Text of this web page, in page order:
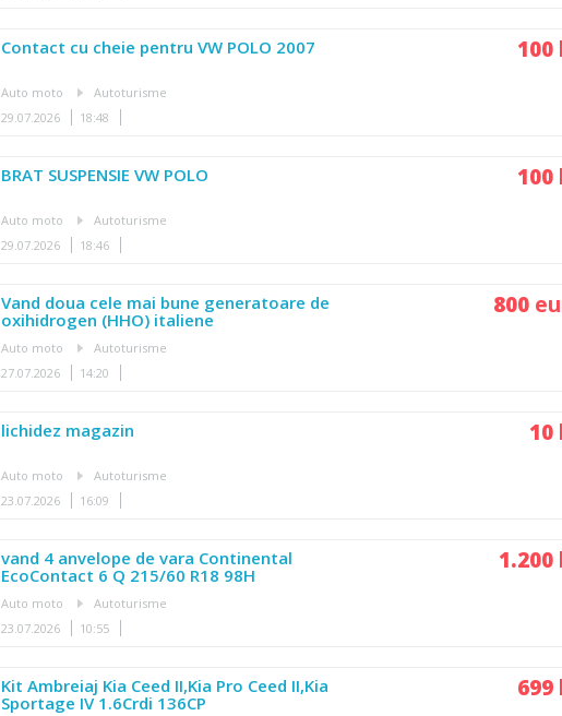
Contact cu cheie pentru VW POLO 2007
Auto moto
Autoturisme
29.07.2026
18:48
100
BRAT SUSPENSIE VW POLO
Auto moto
Autoturisme
29.07.2026
18:46
100
Vand doua cele mai bune generatoare de
oxihidrogen (HHO) italiene
Auto moto
Autoturisme
27.07.2026
14:20
800
lichidez magazin
Auto moto
Autoturisme
23.07.2026
16:09
10
vand 4 anvelope de vara Continental
EcoContact 6 Q 215/60 R18 98H
Auto moto
Autoturisme
23.07.2026
10:55
1.200
Kit Ambreiaj Kia Ceed II,Kia Pro Ceed II,Kia
Sportage IV 1.6Crdi 136CP
699